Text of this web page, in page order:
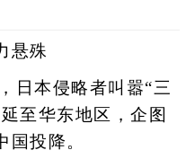
悬殊
本侵略者叫嚣“三
至华东地区，企图
投降。